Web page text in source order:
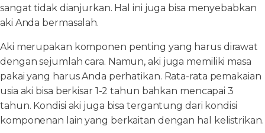
sangat tidak dianjurkan. Hal ini juga bisa menyebabkan
aki Anda bermasalah.
Aki merupakan komponen penting yang harus dirawat
dengan sejumlah cara. Namun, aki juga memiliki masa
pakai yang harus Anda perhatikan. Rata-rata pemakaian
usia aki bisa berkisar 1-2 tahun bahkan mencapai 3
tahun. Kondisi aki juga bisa tergantung dari kondisi
komponenan lain yang berkaitan dengan hal kelistrikan.